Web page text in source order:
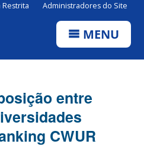
Restrita Administradores do Site
MENU
entre
CWUR